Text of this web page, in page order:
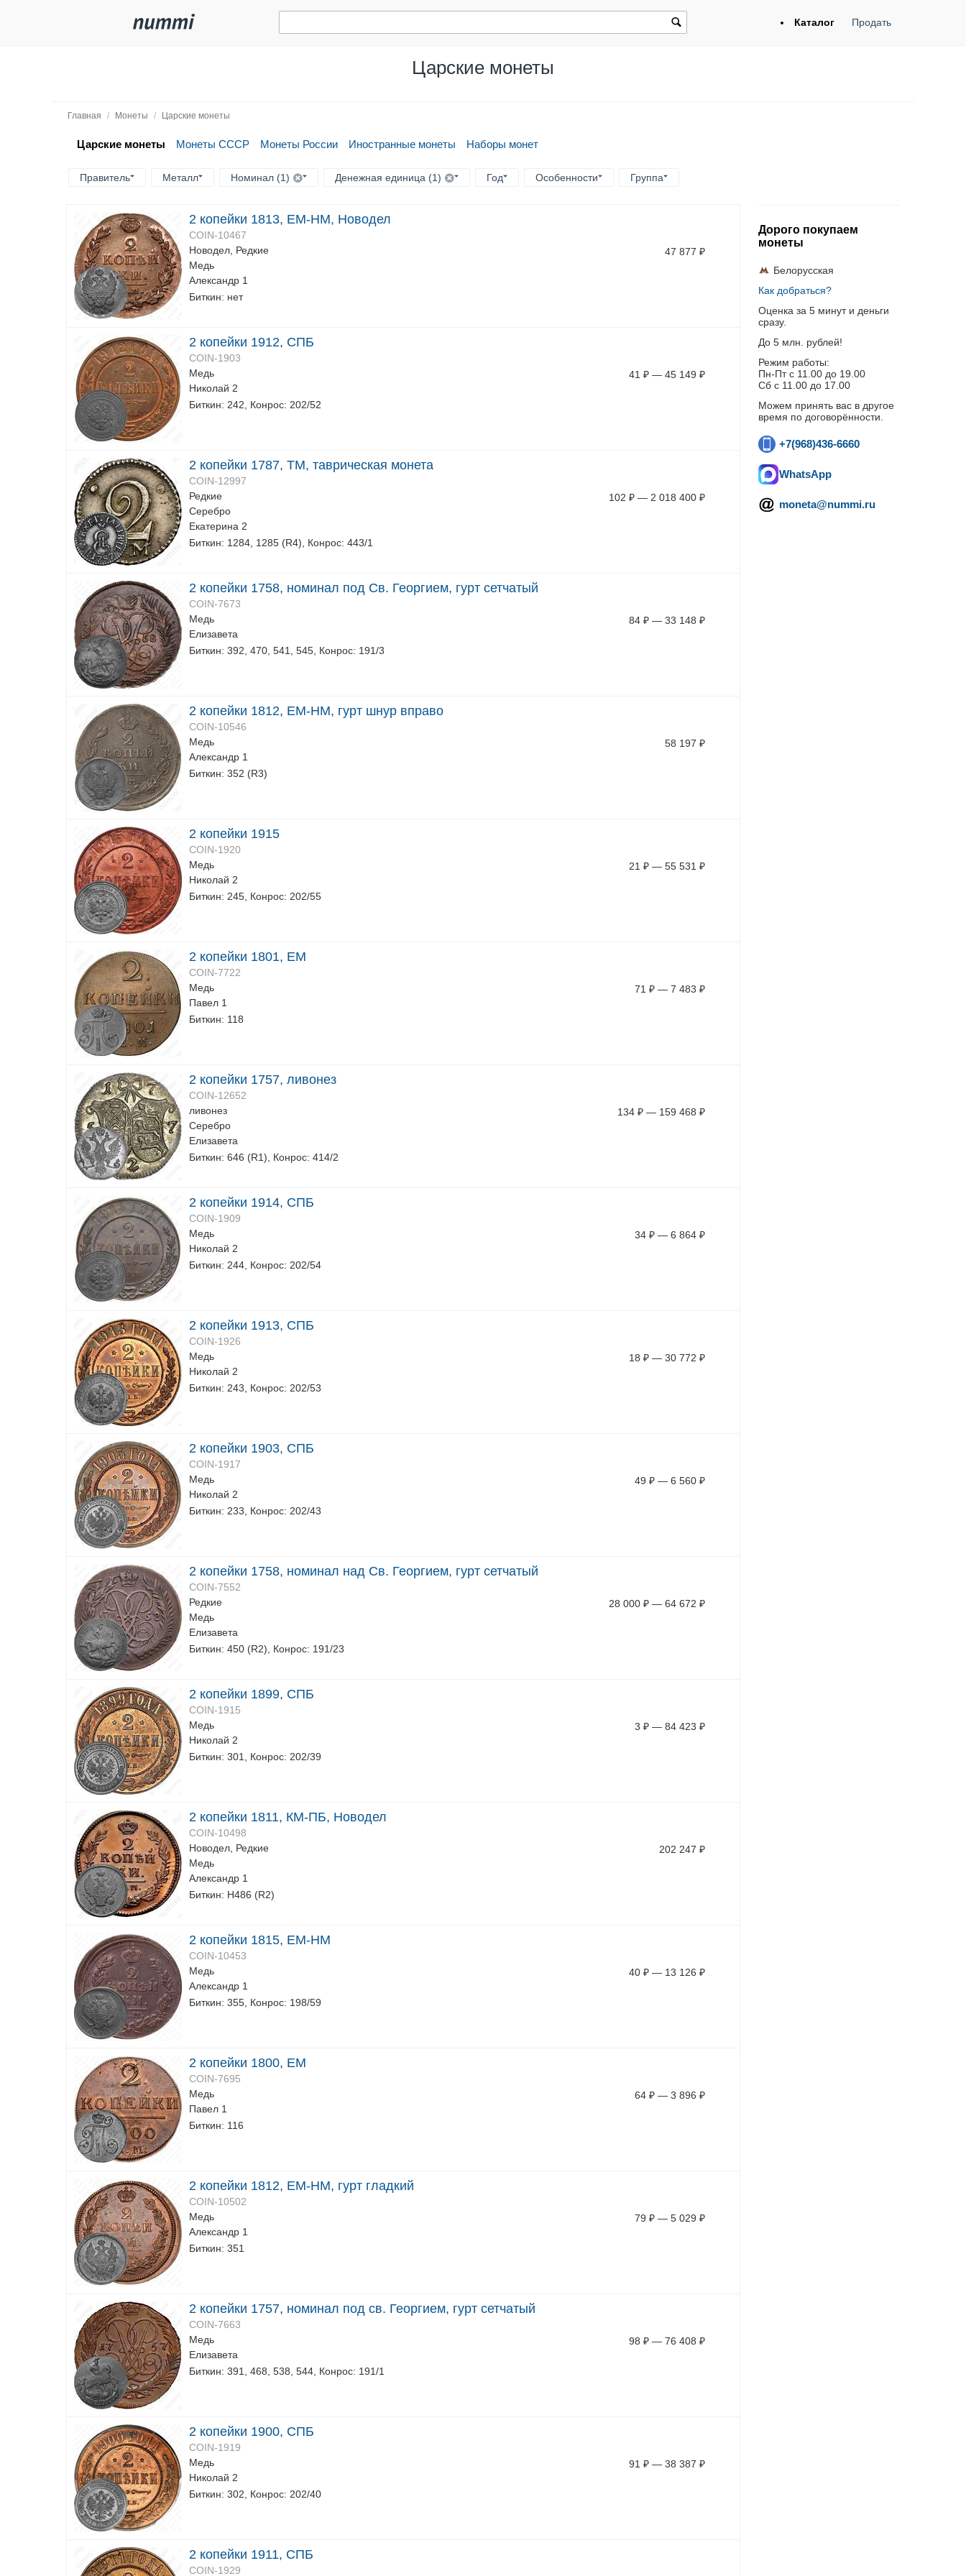
Каталог Продать
Царские монеты
Главная / Монеты / Царские монеты
Царские монеты Монеты СССР Монеты России Иностранные монеты Наборы монет
Правитель Металл Номинал (1) Денежная единица (1) Год Особенности Группа
2 копейки 1813, ЕМ-НМ, Новодел
COIN-10467
Новодел, Редкие
Медь
Александр 1
Биткин: нет
47 877 ₽
2 копейки 1912, СПБ
COIN-1903
Медь
Николай 2
Биткин: 242, Конрос: 202/52
41 ₽ — 45 149 ₽
2 копейки 1787, ТМ, таврическая монета
COIN-12997
Редкие
Серебро
Екатерина 2
Биткин: 1284, 1285 (R4), Конрос: 443/1
102 ₽ — 2 018 400 ₽
2 копейки 1758, номинал под Св. Георгием, гурт сетчатый
COIN-7673
Медь
Елизавета
Биткин: 392, 470, 541, 545, Конрос: 191/3
84 ₽ — 33 148 ₽
2 копейки 1812, ЕМ-НМ, гурт шнур вправо
COIN-10546
Медь
Александр 1
Биткин: 352 (R3)
58 197 ₽
2 копейки 1915
COIN-1920
Медь
Николай 2
Биткин: 245, Конрос: 202/55
21 ₽ — 55 531 ₽
2 копейки 1801, ЕМ
COIN-7722
Медь
Павел 1
Биткин: 118
71 ₽ — 7 483 ₽
2 копейки 1757, ливонез
COIN-12652
ливонез
Серебро
Елизавета
Биткин: 646 (R1), Конрос: 414/2
134 ₽ — 159 468 ₽
2 копейки 1914, СПБ
COIN-1909
Медь
Николай 2
Биткин: 244, Конрос: 202/54
34 ₽ — 6 864 ₽
2 копейки 1913, СПБ
COIN-1926
Медь
Николай 2
Биткин: 243, Конрос: 202/53
18 ₽ — 30 772 ₽
2 копейки 1903, СПБ
COIN-1917
Медь
Николай 2
Биткин: 233, Конрос: 202/43
49 ₽ — 6 560 ₽
2 копейки 1758, номинал над Св. Георгием, гурт сетчатый
COIN-7552
Редкие
Медь
Елизавета
Биткин: 450 (R2), Конрос: 191/23
28 000 ₽ — 64 672 ₽
2 копейки 1899, СПБ
COIN-1915
Медь
Николай 2
Биткин: 301, Конрос: 202/39
3 ₽ — 84 423 ₽
2 копейки 1811, КМ-ПБ, Новодел
COIN-10498
Новодел, Редкие
Медь
Александр 1
Биткин: Н486 (R2)
202 247 ₽
2 копейки 1815, ЕМ-НМ
COIN-10453
Медь
Александр 1
Биткин: 355, Конрос: 198/59
40 ₽ — 13 126 ₽
2 копейки 1800, ЕМ
COIN-7695
Медь
Павел 1
Биткин: 116
64 ₽ — 3 896 ₽
2 копейки 1812, ЕМ-НМ, гурт гладкий
COIN-10502
Медь
Александр 1
Биткин: 351
79 ₽ — 5 029 ₽
2 копейки 1757, номинал под св. Георгием, гурт сетчатый
COIN-7663
Медь
Елизавета
Биткин: 391, 468, 538, 544, Конрос: 191/1
98 ₽ — 76 408 ₽
2 копейки 1900, СПБ
COIN-1919
Медь
Николай 2
Биткин: 302, Конрос: 202/40
91 ₽ — 38 387 ₽
2 копейки 1911, СПБ
COIN-1929
Дорого покупаем
монеты
Белорусская
Как добраться?
Оценка за 5 минут и деньги
сразу.
До 5 млн. рублей!
Режим работы:
Пн-Пт c 11.00 до 19.00
Сб с 11.00 до 17.00
Можем принять вас в другое
время по договорённости.
+7(968)436-6660
WhatsApp
moneta@nummi.ru